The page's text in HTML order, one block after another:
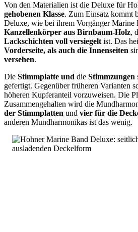
Von den Materialien ist die Deluxe für
gehobenen Klasse. Zum Einsatz kommt
Deluxe, wie bei ihrem Vorgänger Marine
Kanzellenkörper aus Birnbaum-Holz,
Lackschichten voll versiegelt ist. Das
Vorderseite, als auch die Innenseiten
versehen.
Die Stimmplatte und die Stimmzungen
gefertigt. Gegenüber früheren Varianten
höheren Kupferanteil vorzuweisen. Die
Zusammengehalten wird die
der Stimmplatten und vier für die
anderen Mundharmonikas ist das wenig.